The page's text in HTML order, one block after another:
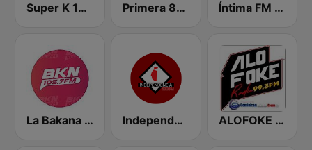
Super K 100.7 FM Primera 88.1 FM Íntima FM Santiago
La Bakana FM Independencia FM ALOFOKE 99.3 FM